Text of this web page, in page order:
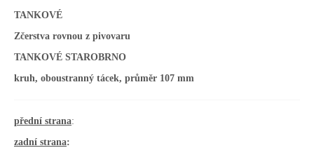
TANKOVÉ
Zčerstva rovnou z pivovaru
TANKOVÉ STAROBRNO
kruh, oboustranný tácek, průměr 107 mm
přední strana:
zadní strana: